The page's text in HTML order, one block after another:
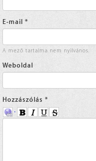
E-mail *
A mező tartalma nem nyilvános.
Weboldal
Hozzászólás *